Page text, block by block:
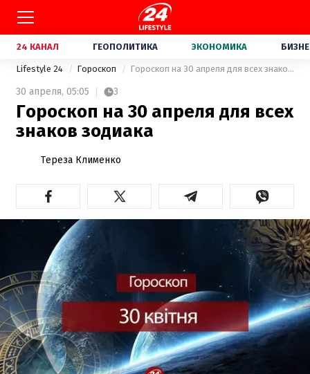
24 КАНАЛ ГЕОПОЛИТИКА ЭКОНОМИКА
Lifestyle 24 Гороскоп Гороскоп на 30 апреля для всех знаков зодиака
30 апреля, 05:05 3
Гороскоп на 30 апреля для всех
знаков зодиака
Тереза Клименко